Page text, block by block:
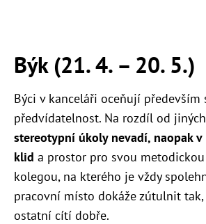
Býk (21. 4. – 20. 5.)
Býci v kanceláři oceňují
předvídatelnost. Na rozdíl od
stereotypní úkoly nevadí, naopak
klid a prostor pro svou
kolegou, na kterého je vždy
pracovní místo dokáže zútulnit tak,
ostatní cítí dobře.